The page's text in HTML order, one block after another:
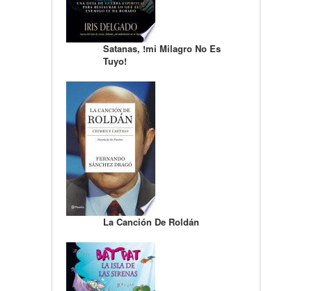
Satanas, !mi Milagro No Es
Tuyo!
La Canción De Roldán